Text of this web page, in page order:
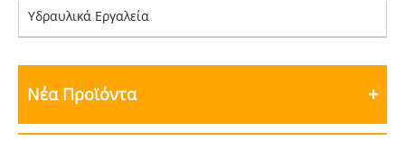
Υδραυλικά Εργαλεία
Νέα Προϊόντα